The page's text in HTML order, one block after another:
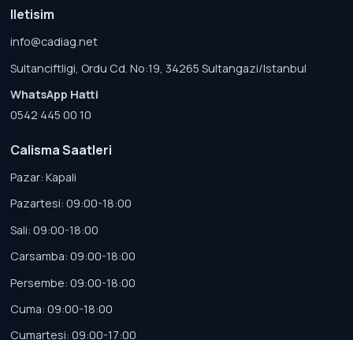
Iletisim
info@cadiag.net
Sultanciftligi, Ordu Cd. No:19, 34265 Sultangazi/Istanbul
WhatsApp Hatti
0542 445 00 10
Calisma Saatleri
Pazar: Kapali
Pazartesi: 09:00-18:00
Sali: 09:00-18:00
Carsamba: 09:00-18:00
Persembe: 09:00-18:00
Cuma: 09:00-18:00
Cumartesi: 09:00-17:00